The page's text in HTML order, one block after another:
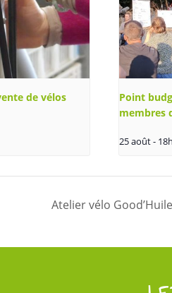
de vélos
Point
membres
25 août -
Atelier vélo